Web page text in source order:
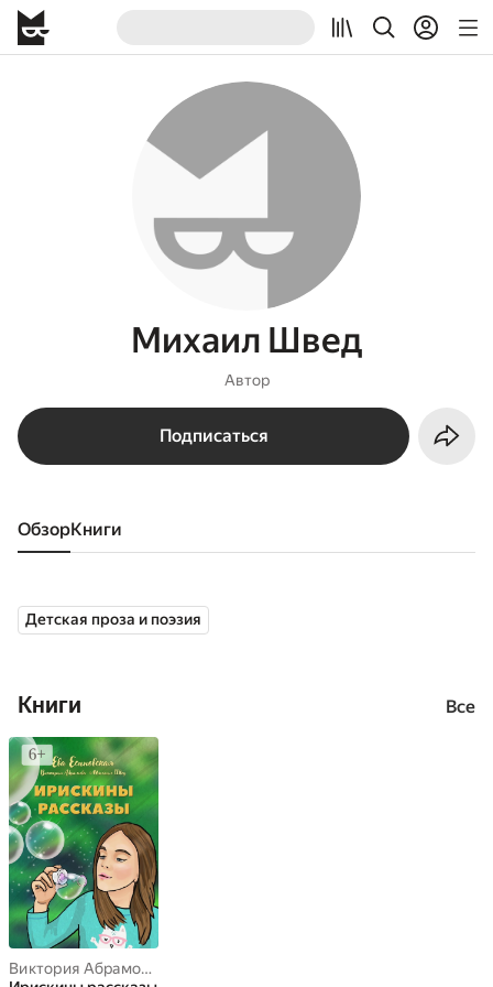
Михаил Швед
Автор
Подписаться
Обзор книги
Детская проза и поэзия
Книги Все
Виктория Абрамова